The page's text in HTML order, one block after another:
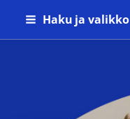
Siirry
Haku ja valikko